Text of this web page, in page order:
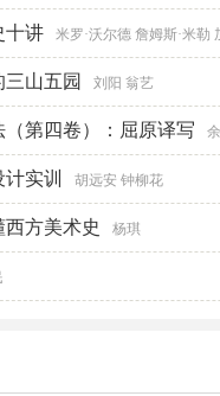
十讲 米罗·沃尔德 詹姆斯·米勒
山五园 刘阳 翁艺
（第四卷）：屈原译写
实训 胡远安 钟柳花
方美术史 杨琪